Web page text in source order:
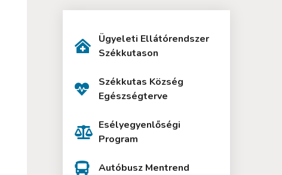
Ügyeleti Ellátórendszer
Székkutason
Székkutas Község
Egészségterve
Esélyegyenlőségi
Program
Autóbusz Mentrend